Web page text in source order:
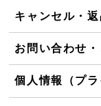
キャンセル・
お問い合わせ
個人情報（プ